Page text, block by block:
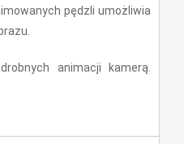
pędzli umożliwia
animacji kamerą.